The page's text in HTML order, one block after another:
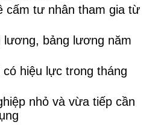
cấm tư nhân tham gia từ
lương, bảng lương năm
hiệu lực trong tháng
nhỏ và vừa tiếp cần